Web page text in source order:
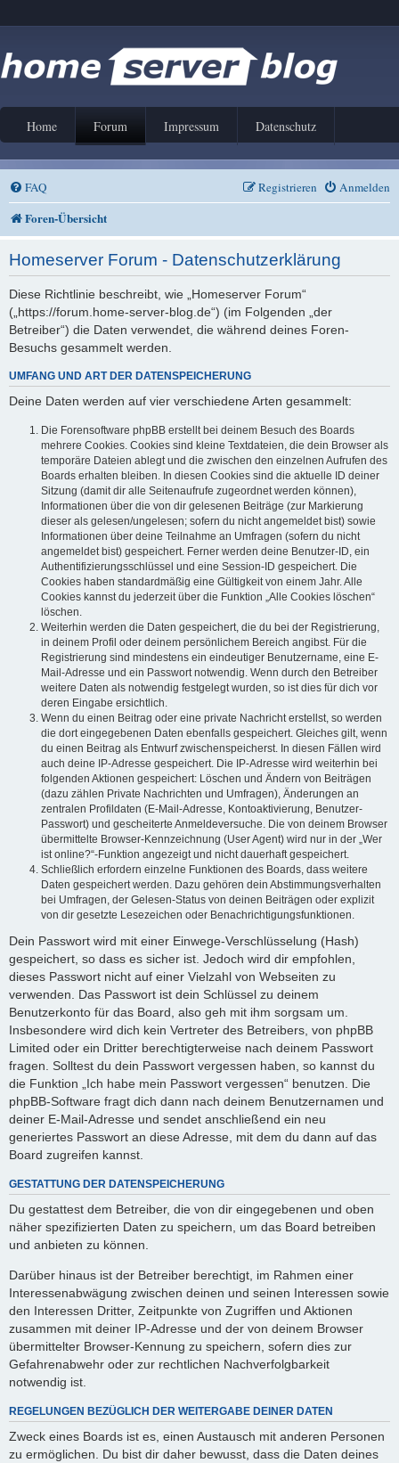
Home Forum Impressum Datenschutz
FAQ Anmelden
Registrieren
Foren-Übersicht
Homeserver Forum - Datenschutzerklärung
Diese Richtlinie beschreibt, wie „Homeserver Forum“
(„https://forum.home-server-blog.de“) (im Folgenden „der
Betreiber“) die Daten verwendet, die während deines Foren-
Besuchs gesammelt werden.
UMFANG UND ART DER DATENSPEICHERUNG
Deine Daten werden auf vier verschiedene Arten gesammelt:
Die Forensoftware phpBB erstellt bei deinem Besuch des Boards
mehrere Cookies. Cookies sind kleine Textdateien, die dein Browser als
temporäre Dateien ablegt und die zwischen den einzelnen Aufrufen des
Boards erhalten bleiben. In diesen Cookies sind die aktuelle ID deiner
Sitzung (damit dir alle Seitenaufrufe zugeordnet werden können),
Informationen über die von dir gelesenen Beiträge (zur Markierung
dieser als gelesen/ungelesen; sofern du nicht angemeldet bist) sowie
Informationen über deine Teilnahme an Umfragen (sofern du nicht
angemeldet bist) gespeichert. Ferner werden deine Benutzer-ID, ein
Authentifizierungsschlüssel und eine Session-ID gespeichert. Die
Cookies haben standardmäßig eine Gültigkeit von einem Jahr. Alle
Cookies kannst du jederzeit über die Funktion „Alle Cookies löschen“
löschen.
Weiterhin werden die Daten gespeichert, die du bei der Registrierung,
in deinem Profil oder deinem persönlichem Bereich angibst. Für die
Registrierung sind mindestens ein eindeutiger Benutzername, eine E-
Mail-Adresse und ein Passwort notwendig. Wenn durch den Betreiber
weitere Daten als notwendig festgelegt wurden, so ist dies für dich vor
deren Eingabe ersichtlich.
Wenn du einen Beitrag oder eine private Nachricht erstellst, so werden
die dort eingegebenen Daten ebenfalls gespeichert. Gleiches gilt, wenn
du einen Beitrag als Entwurf zwischenspeicherst. In diesen Fällen wird
auch deine IP-Adresse gespeichert. Die IP-Adresse wird weiterhin bei
folgenden Aktionen gespeichert: Löschen und Ändern von Beiträgen
(dazu zählen Private Nachrichten und Umfragen), Änderungen an
zentralen Profildaten (E-Mail-Adresse, Kontoaktivierung, Benutzer-
Passwort) und gescheiterte Anmeldeversuche. Die von deinem Browser
übermittelte Browser-Kennzeichnung (User Agent) wird nur in der „Wer
ist online?“-Funktion angezeigt und nicht dauerhaft gespeichert.
Schließlich erfordern einzelne Funktionen des Boards, dass weitere
Daten gespeichert werden. Dazu gehören dein Abstimmungsverhalten
bei Umfragen, der Gelesen-Status von deinen Beiträgen oder explizit
von dir gesetzte Lesezeichen oder Benachrichtigungsfunktionen.
Dein Passwort wird mit einer Einwege-Verschlüsselung (Hash)
gespeichert, so dass es sicher ist. Jedoch wird dir empfohlen,
dieses Passwort nicht auf einer Vielzahl von Webseiten zu
verwenden. Das Passwort ist dein Schlüssel zu deinem
Benutzerkonto für das Board, also geh mit ihm sorgsam um.
Insbesondere wird dich kein Vertreter des Betreibers, von phpBB
Limited oder ein Dritter berechtigterweise nach deinem Passwort
fragen. Solltest du dein Passwort vergessen haben, so kannst du
die Funktion „Ich habe mein Passwort vergessen“ benutzen. Die
phpBB-Software fragt dich dann nach deinem Benutzernamen und
deiner E-Mail-Adresse und sendet anschließend ein neu
generiertes Passwort an diese Adresse, mit dem du dann auf das
Board zugreifen kannst.
GESTATTUNG DER DATENSPEICHERUNG
Du gestattest dem Betreiber, die von dir eingegebenen und oben
näher spezifizierten Daten zu speichern, um das Board betreiben
und anbieten zu können.
Darüber hinaus ist der Betreiber berechtigt, im Rahmen einer
Interessenabwägung zwischen deinen und seinen Interessen sowie
den Interessen Dritter, Zeitpunkte von Zugriffen und Aktionen
zusammen mit deiner IP-Adresse und der von deinem Browser
übermittelter Browser-Kennung zu speichern, sofern dies zur
Gefahrenabwehr oder zur rechtlichen Nachverfolgbarkeit
notwendig ist.
REGELUNGEN BEZÜGLICH DER WEITERGABE DEINER DATEN
Zweck eines Boards ist es, einen Austausch mit anderen Personen
zu ermöglichen. Du bist dir daher bewusst, dass die Daten deines